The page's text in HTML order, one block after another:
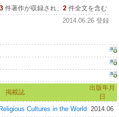
3 件著作が収録され、 2件全文を含む
2014.06.26 登録
掲載誌
出版年月
日
Cultures in the World 2014.06